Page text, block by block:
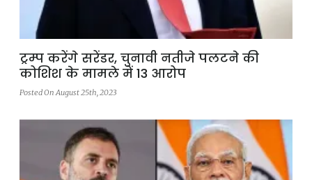
ट्रम्प करेंगे सरेंडर, चुनावी नतीजे पलटने की
कोशिश के मामले में 13 आरोप
Posted On August 25th, 2023